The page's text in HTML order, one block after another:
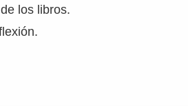
los libros.